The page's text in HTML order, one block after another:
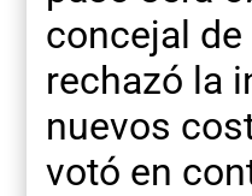
concejal de
rechazó la
nuevos
votó en